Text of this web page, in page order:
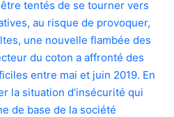
tentés de se tourner vers
au risque de provoquer,
une nouvelle flambée des
du coton a affronté des
entre mai et juin 2019. En
la situation d’insécurité qui
de base de la société